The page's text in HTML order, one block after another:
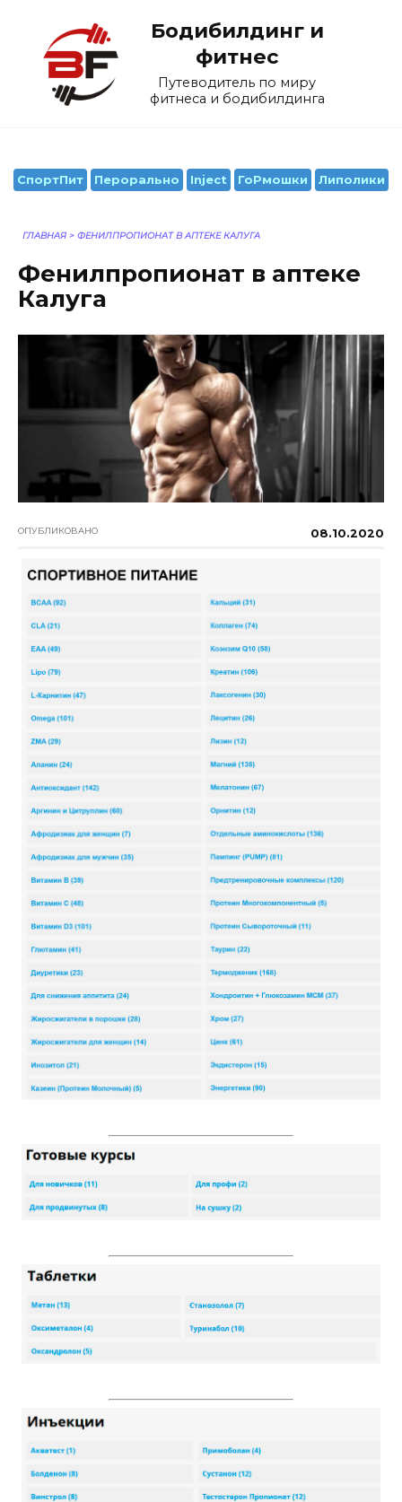
содержанию
Бодибилдинг и
фитнес
Путеводитель по миру
фитнеса и бодибилдинга
СпортПит Перорально Inject ГоРмошки Липолики
ГЛАВНАЯ > ФЕНИЛПРОПИОНАТ В АПТЕКЕ КАЛУГА
Фенилпропионат в аптеке
Калуга
ОПУБЛИКОВАНО 08.10.2020